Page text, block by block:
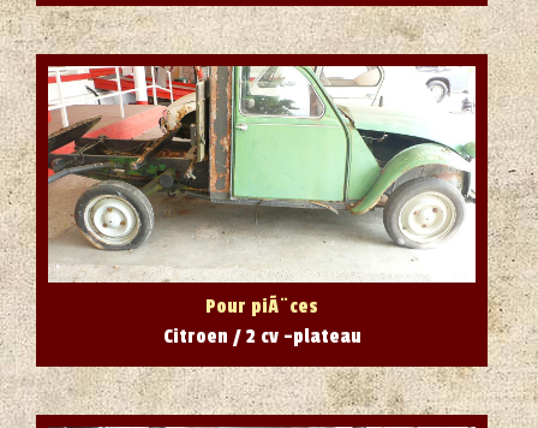
Pour piÃ¨ces
Citroen / 2 cv -plateau